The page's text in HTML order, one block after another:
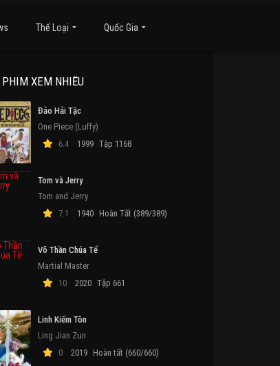
Thể Loại Quốc Gia
XEM NHIỀU
Đảo Hải Tặc
One Piece (Luffy)
6.4
1999 Tập 1168
Tom và Jerry
Tom and Jerry
7.1
1940 Hoàn Tất (389/389)
Võ Thần Chúa Tể
Martial Master
10
2020 Tập 661
Linh Kiếm Tôn
Ling Jian Zun
0
2019 Hoàn tất (660/660)